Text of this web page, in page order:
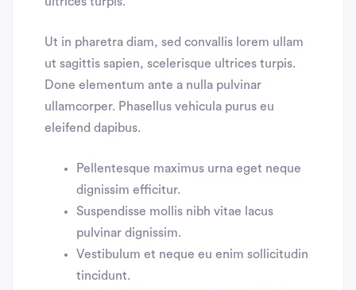
Ut in pharetra diam, sed convallis lorem ullam
ut sagittis sapien, scelerisque ultrices turpis.
Done elementum ante a nulla pulvinar
ullamcorper. Phasellus vehicula purus eu
eleifend dapibus.
Pellentesque maximus urna eget neque
dignissim efficitur.
Suspendisse mollis nibh vitae lacus
pulvinar dignissim.
Vestibulum et neque eu enim sollicitudin
tincidunt.